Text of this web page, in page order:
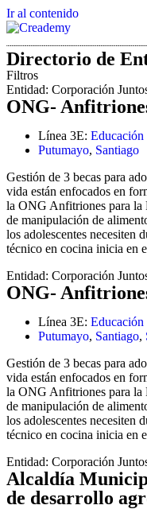
Ir al contenido
Directorio de
Filtros
Entidad: Corporación
ONG-
Línea 3E: Educación
Putumayo, Santiago
Gestión de 3 becas para
vida están enfocados en
la ONG Anfitriones para la
de manipulación de
los adolescentes necesiten
técnico en cocina inicia en
Entidad: Corporación
ONG-
Línea 3E: Educación
Putumayo, Santiago,
Gestión de 3 becas para
vida están enfocados en
la ONG Anfitriones para la
de manipulación de
los adolescentes necesiten
técnico en cocina inicia en
Entidad: Corporación
Alcaldía
de desarrollo